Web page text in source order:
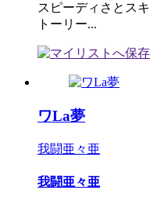
スピーディさとス
トーリー...
ワLa夢
我闘亜々亜
我闘亜々亜